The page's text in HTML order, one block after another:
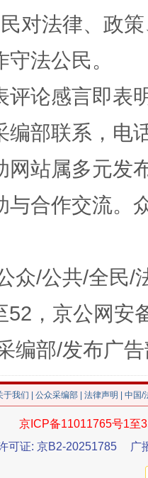
谢
今
对法律、政
法公民。
评论感言即表
编部联系，电
网站属多元发
与合作交流。
众/公共/全民/
52，京公网安
编部/发布广
于我们 公众采编部 法律声明 | 中国
京ICP备11011765号1至
可证: 京B2-20251785
广